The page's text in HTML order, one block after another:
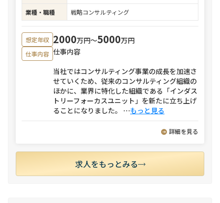
業種・職種
戦略コンサルティング
想定年収 2000万円〜5000万円
仕事内容 仕事内容
当社ではコンサルティング事業の成長を加速さ
せていくため、従来のコンサルティング組織の
ほかに、業界に特化した組織である「インダス
トリーフォーカスユニット」を新たに立ち上げ
ることになりました。 ⋯もっと見る
詳細を見る
求人をもっとみる